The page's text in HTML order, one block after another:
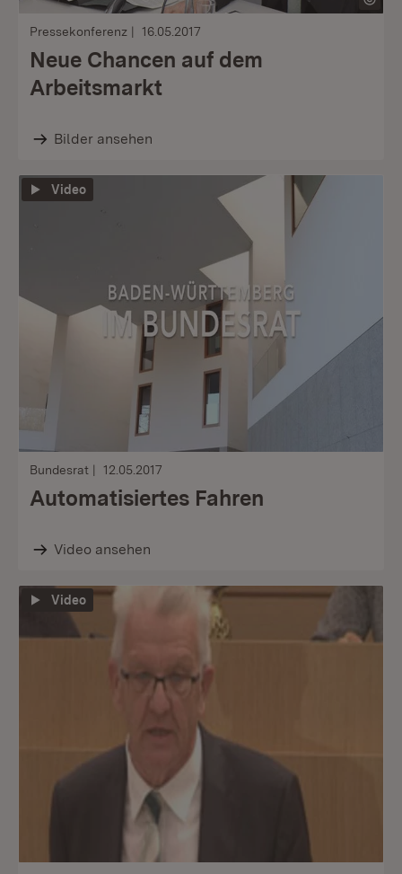
Pressekonferenz 16.05.2017
Neue Chancen auf dem
Arbeitsmarkt
Bilder ansehen
Video
Bundesrat 12.05.2017
Automatisiertes Fahren
Video ansehen
Video